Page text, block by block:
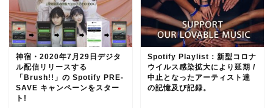
神宿・2020年7月29日デジタ
ル配信リリースする
「Brush!!」の Spotify PRE-
SAVE キャンペーンをスター
ト!
Spotify Playlist：新型コロナ
ウイルス感染拡大により延期 /
中止となったアーティスト達
の記憶及び記録。